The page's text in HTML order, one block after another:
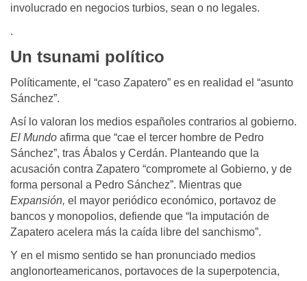
involucrado en negocios turbios, sean o no legales.
.
Un tsunami político
Políticamente, el “caso Zapatero” es en realidad el “asunto
Sánchez”.
Así lo valoran los medios españoles contrarios al gobierno.
El Mundo afirma que “cae el tercer hombre de Pedro
Sánchez”, tras Ábalos y Cerdán. Planteando que la
acusación contra Zapatero “compromete al Gobierno, y de
forma personal a Pedro Sánchez”. Mientras que
Expansión, el mayor periódico económico, portavoz de
bancos y monopolios, defiende que “la imputación de
Zapatero acelera más la caída libre del sanchismo”.
Y en el mismo sentido se han pronunciado medios
anglonorteamericanos, portavoces de la superpotencia,